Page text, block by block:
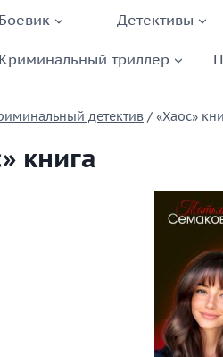
Боевик Детективы
Криминальный триллер
детектив / «Хаос»
книга